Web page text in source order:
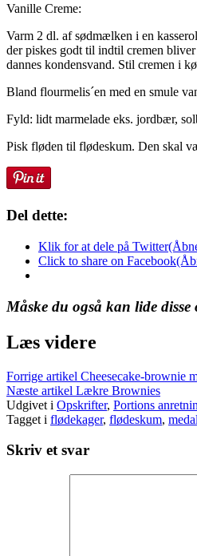
Vanille Creme:
Varm 2 dl. af sødmælken i en
der piskes godt til indtil cremen
dannes kondensvand. Stil cremen i
Bland flourmelis´en med en smule
Fyld: lidt marmelade eks. jordbær,
Pisk fløden til flødeskum. Den skal
Del dette:
Klik for at dele på
Click to share on
Måske du også kan lide disse
Læs videre
Forrige artikel Cheesecake-brownie
Næste artikel Lækre Brownies
Udgivet i Opskrifter, Portions
Tagget i flødekager, flødeskum,
Skriv et svar